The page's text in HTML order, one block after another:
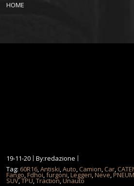
HOME
19-11-20
By:redazione
Tag: 60R16,Antiski,Auto, Camion, Car,
Fango,Fdhoi,furgoni,Leggeri,Neve,
SUV,TPU,Traction,Unauto